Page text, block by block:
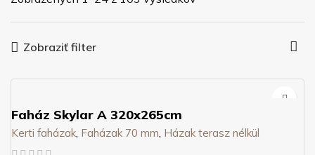
Zobraziť filter
Faház Skylar A 320x265cm
Kerti faházak Faházak 70 mm Házak terasz nélkül